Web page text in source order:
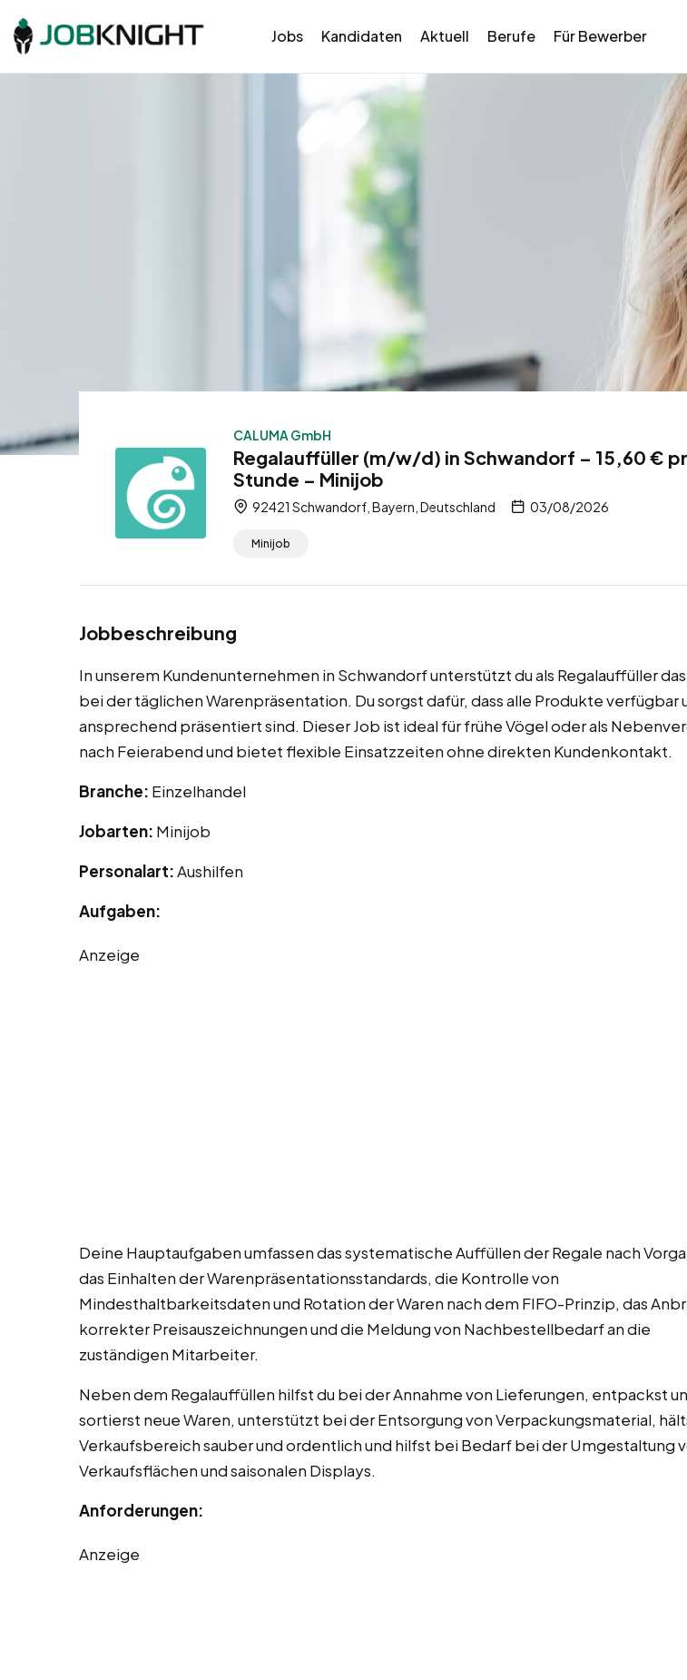
Jobs Kandidaten Aktuell Berufe Für Bewerber
CALUMA GmbH
Regalauffüller (m/w/d) in Schwandorf – 15,60 €
Stunde – Minijob
92421 Schwandorf, Bayern, Deutschland 03/08/2026
Minijob
Jobbeschreibung
In unserem Kundenunternehmen in Schwandorf unterstützt du als Regalauffüller
bei der täglichen Warenpräsentation. Du sorgst dafür, dass alle Produkte verfügbar
ansprechend präsentiert sind. Dieser Job ist ideal für frühe Vögel oder als
nach Feierabend und bietet flexible Einsatzzeiten ohne direkten Kundenkontakt.
Branche: Einzelhandel
Jobarten: Minijob
Personalart:Aushilfen
Aufgaben:
Anzeige
Deine Hauptaufgaben umfassen das systematische Auffüllen der Regale nach
das Einhalten der Warenpräsentationsstandards, die Kontrolle von
Mindesthaltbarkeitsdaten und Rotation der Waren nach dem FIFO-Prinzip, das
korrekter Preisauszeichnungen und die Meldung von Nachbestellbedarf an die
zuständigen Mitarbeiter.
Neben dem Regalauffüllen hilfst du bei der Annahme von Lieferungen, entpackst
sortierst neue Waren, unterstützt bei der Entsorgung von Verpackungsmaterial,
Verkaufsbereich sauber und ordentlich und hilfst bei Bedarf bei der Umgestaltung
Verkaufsflächen und saisonalen Displays.
Anforderungen:
Anzeige